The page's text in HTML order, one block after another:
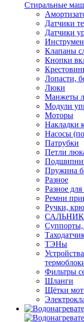
Стиральные
Датчики
Датчики
Клапаны
Кнопки
Лопасти,
Люки
Манжеты
Модули
Моторы
Накладки
Насосы
Патрубки
Петли
Пружина
Разное
Разное
Ремни
Ручки,
ТЭНы
Фильтры
Шланги
Щётки